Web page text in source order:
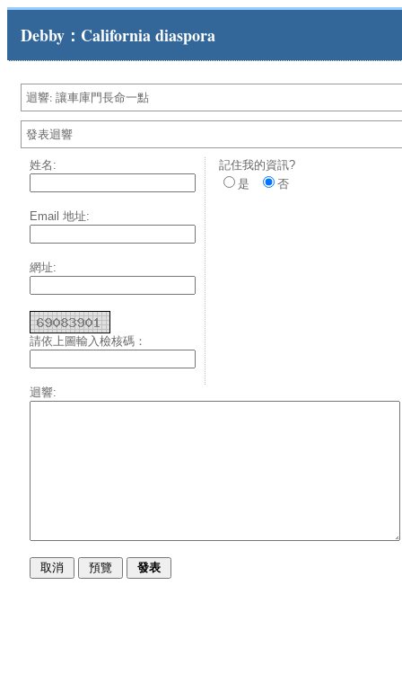
Debby：California diaspora
迴響: 讓車庫門長命一點
發表迴響
姓名:
Email 地址:
網址:
請依上圖輸入檢核碼：
記住我的資訊?
是
否
迴響: